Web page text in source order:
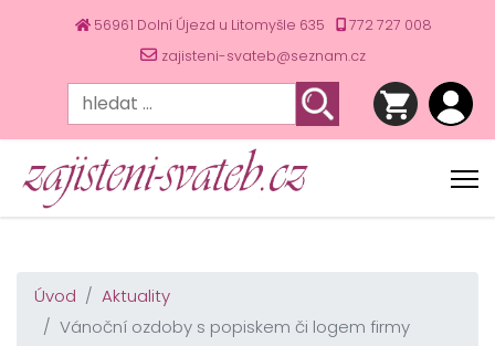
56961 Dolní Újezd u Litomyšle 635
772 727 008
zajisteni-svateb@seznam.cz
Úvod
Aktuality
Vánoční ozdoby s popiskem či logem firmy